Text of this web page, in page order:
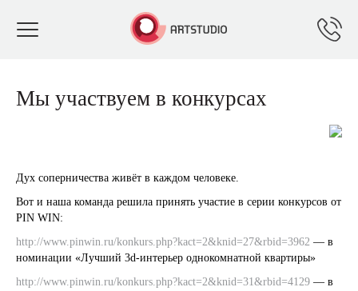
Toggle
Мы участвуем в конкурсах
Дух соперничества живёт в каждом человеке.
Вот и наша команда решила принять участие в серии конкурсов от
PIN WIN:
http://www.pinwin.ru/konkurs.php?kact=2&knid=27&rbid=3962 — в
номинации «Лучший 3d-интерьер однокомнатной квартиры»
http://www.pinwin.ru/konkurs.php?kact=2&knid=31&rbid=4129 — в